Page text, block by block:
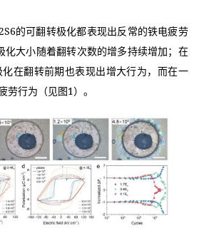
的可翻转极化都表现出反常的铁电疲劳
大小随着翻转次数的增多持续增加；在
在翻转前期也表现出增大行为，而在一
行为（见图1）。